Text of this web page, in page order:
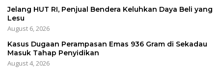
Jelang HUT RI, Penjual Bendera Keluhkan Daya Beli yang
Lesu
August 6, 2026
Kasus Dugaan Perampasan Emas 936 Gram di Sekadau
Masuk Tahap Penyidikan
August 4, 2026